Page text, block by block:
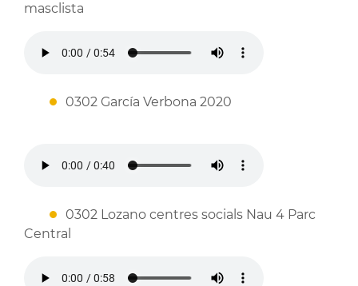
masclista
0302 García Verbona 2020
0302 Lozano centres socials Nau 4 Parc
Central